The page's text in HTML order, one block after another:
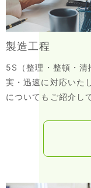
製造工程
5S（整理・整頓・
実・迅速に対応いた
についてもご紹介し